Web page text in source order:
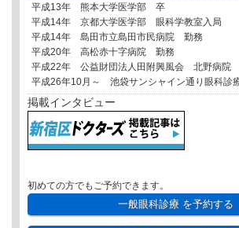
平成13年 熊本大学医学部 卒
平成14年 京都大学医学部 眼科学教室入局
平成14年 島田市立島田市民病院 勤務
平成20年 高松赤十字病院 勤務
平成22年 公益財団法人田附興風会 北野病院
平成26年10月～ 池袋サンシャイン通り眼科診
掲載インタビュー
初めての方でもご予約できます。
一般眼科診療を予約する